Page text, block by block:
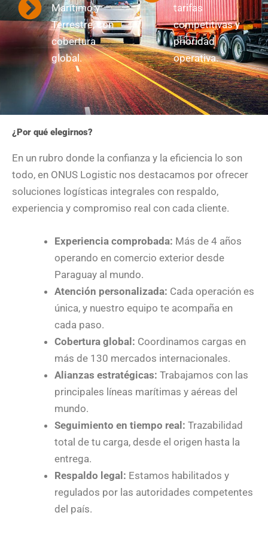
Marítimo y
Terrestre, con
cobertura
global.
tarifas
competitivas y
prioridad
operativa.
¿Por qué elegirnos?
En un rubro donde la confianza y la eficiencia lo son
todo, en ONUS Logistic nos destacamos por ofrecer
soluciones logísticas integrales con respaldo,
experiencia y compromiso real con cada cliente.
Experiencia comprobada: Más de 4 años
operando en comercio exterior desde
Paraguay al mundo.
Atención personalizada: Cada operación es
única, y nuestro equipo te acompaña en
cada paso.
Cobertura global: Coordinamos cargas en
más de 130 mercados internacionales.
Alianzas estratégicas: Trabajamos con las
principales líneas marítimas y aéreas del
mundo.
Seguimiento en tiempo real: Trazabilidad
total de tu carga, desde el origen hasta la
entrega.
Respaldo legal: Estamos habilitados y
regulados por las autoridades competentes
del país.